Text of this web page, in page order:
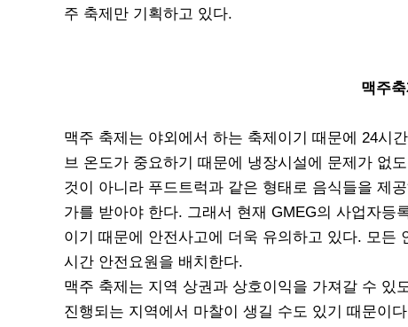
주 축제만 기획하고 있다.
맥주
맥주 축제는 야외에서 하는 축제이기 때문에 24시
브 온도가 중요하기 때문에 냉장시설에 문제가 없
것이 아니라 푸드트럭과 같은 형태로 음식들을 제
가를 받아야 한다. 그래서 현재 GMEG의 사업자등
이기 때문에 안전사고에 더욱 유의하고 있다. 모든
시간 안전요원을 배치한다.
맥주 축제는 지역 상권과 상호이익을 가져갈 수 있
진행되는 지역에서 마찰이 생길 수도 있기 때문이